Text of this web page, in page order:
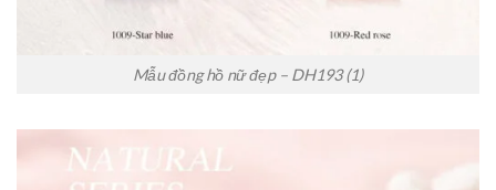
Mẫu đồng hồ nữ đẹp – DH193 (1)